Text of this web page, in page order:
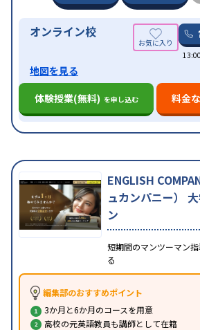
オンライン校
地図を見る
体験授業(無料) を申し込む 料金
ENGLISH
ュカンパニー）
ン
短期間のマンツーマン
る
編集部のおすすめポイント
3か月と6か月のコースを用意
高校の元英語教員も講師として在籍